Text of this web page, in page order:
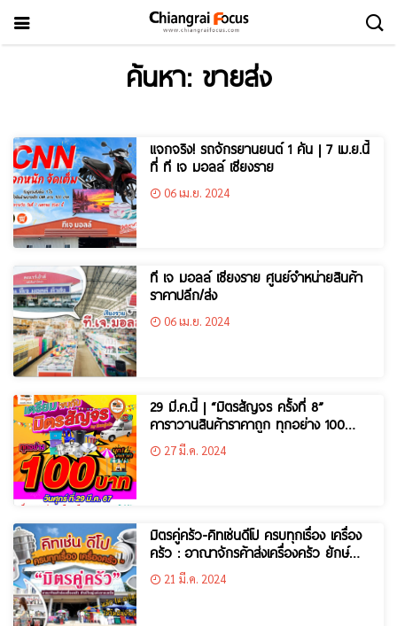
ค้นหา: ขายส่ง
แจกจริง! รถจักรยานยนต์ 1 คัน | 7 เม.ย.นี้
ที่ ที เจ มอลล์ เชียงราย
06 เม.ย. 2024
ที เจ มอลล์ เชียงราย ศูนย์จำหน่ายสินค้า
ราคาปลีก/ส่ง
06 เม.ย. 2024
29 มี.ค.นี้ | “มิตรสัญจร ครั้งที่ 8”
คาราวานสินค้าราคาถูก ทุกอย่าง 100
บาททท..
27 มี.ค. 2024
มิตรคู่ครัว-คิทเช่นดีโป ครบทุกเรื่อง เครื่อง
ครัว : อาณาจักรค้าส่งเครื่องครัว ยักษ์
ใหญ่แห่งภาคเหนือ
21 มี.ค. 2024